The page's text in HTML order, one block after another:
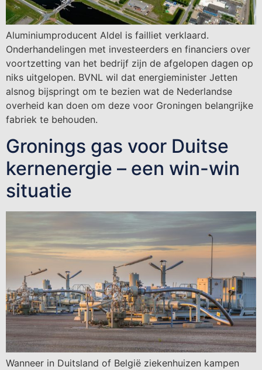
Aluminiumproducent Aldel is failliet verklaard.
Onderhandelingen met investeerders en financiers over
voortzetting van het bedrijf zijn de afgelopen dagen op
niks uitgelopen. BVNL wil dat energieminister Jetten
alsnog bijspringt om te bezien wat de Nederlandse
overheid kan doen om deze voor Groningen belangrijke
fabriek te behouden.
Gronings gas voor Duitse
kernenergie – een win-win
situatie
Wanneer in Duitsland of België ziekenhuizen kampen